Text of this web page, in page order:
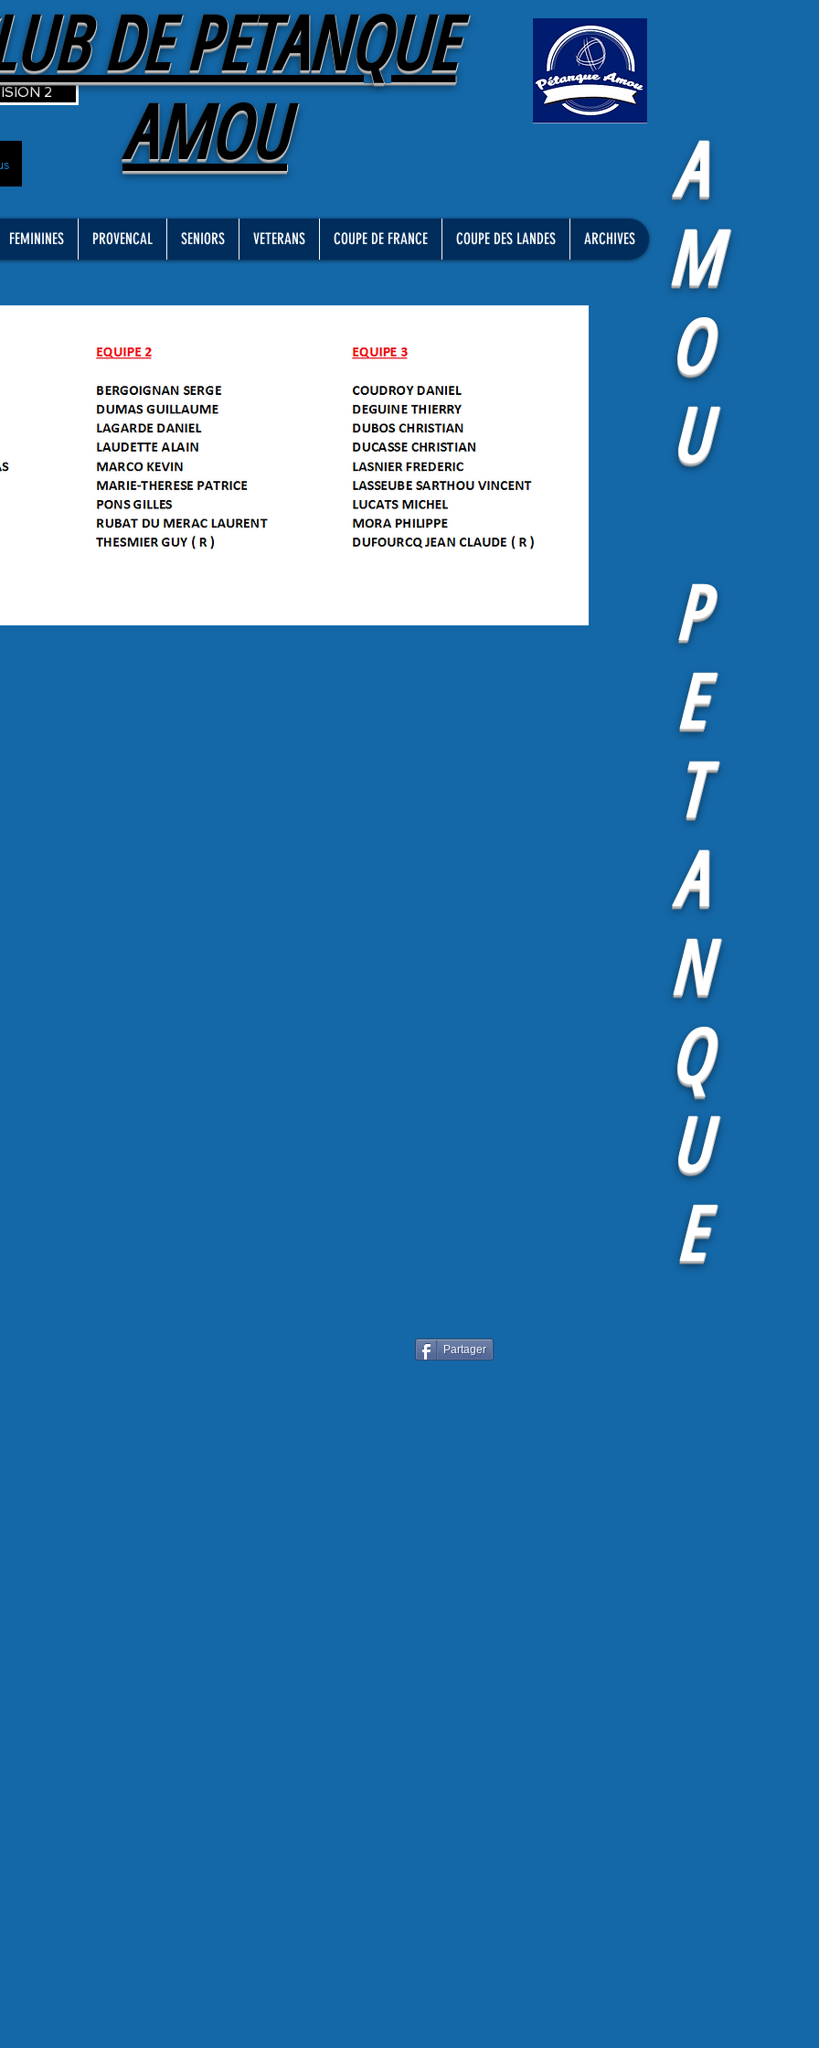
2
FEMININES PROVENCAL SENIORS VETERANS COUPE DE FRANCE COUPE DES LANDES ARCHIVES
A
M
O
U
P
E
T
A
N
Q
U
E
DE PETANQUE
AMOU
Partager